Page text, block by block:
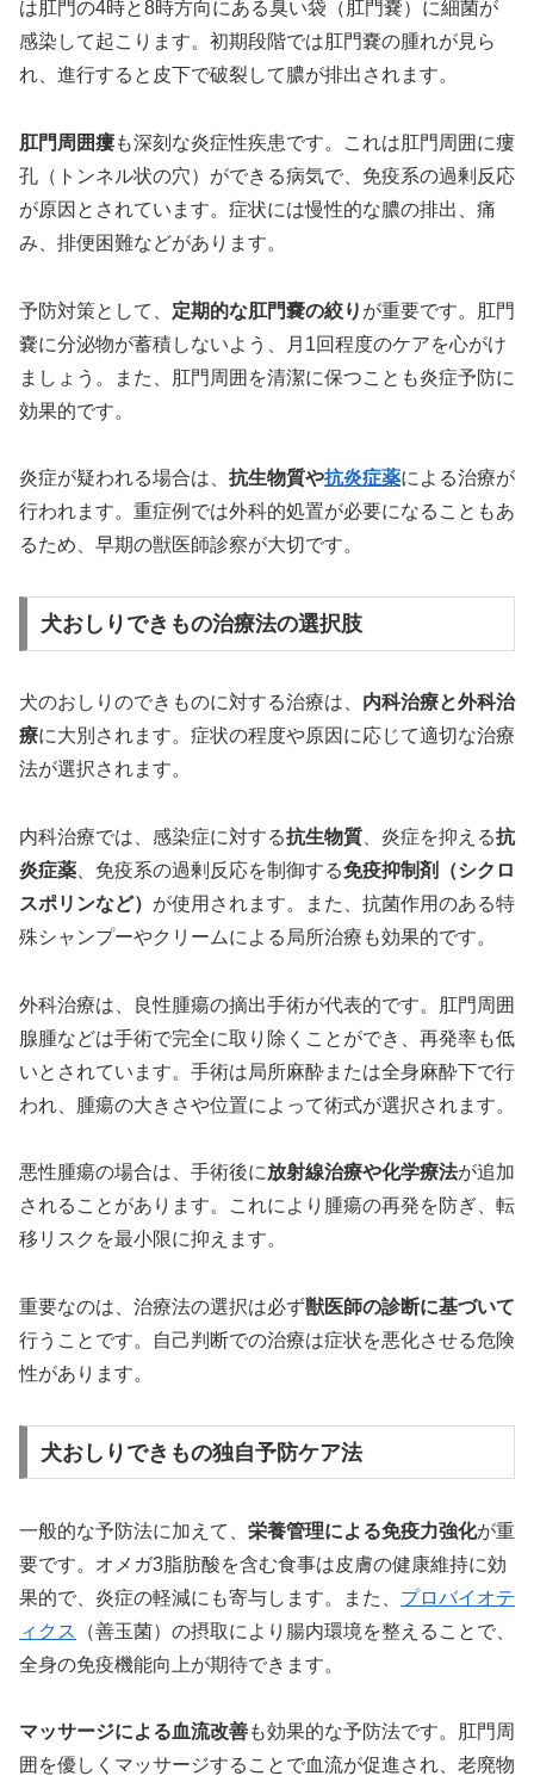
は肛門の4時と8時方向にある臭い袋（肛門嚢）に細菌が
感染して起こります。初期段階では肛門嚢の腫れが見ら
れ、進行すると皮下で破裂して膿が排出されます。
肛門周囲瘻も深刻な炎症性疾患です。これは肛門周囲に瘻
孔（トンネル状の穴）ができる病気で、免疫系の過剰反応
が原因とされています。症状には慢性的な膿の排出、痛
み、排便困難などがあります。
予防対策として、 定期的な肛門嚢の絞り が重要です。肛門
嚢に分泌物が蓄積しないよう、月1回程度のケアを心がけ
ましょう。また、肛門周囲を清潔に保つことも炎症予防に
効果的です。
炎症が疑われる場合は、 抗生物質や抗炎症薬による治療が
行われます。重症例では外科的処置が必要になることもあ
るため、早期の獣医師診察が大切です。
犬おしりできもの治療法の選択肢
犬のおしりのできものに対する治療は、 内科治療と外科治
療に大別されます。症状の程度や原因に応じて適切な治療
法が選択されます。
内科治療では、感染症に対する抗生物質 、炎症を抑える抗
炎症薬 、免疫系の過剰反応を制御する免疫抑制剤（シクロ
スポリンなど） が使用されます。また、抗菌作用のある特
殊シャンプーやクリームによる局所治療も効果的です。
外科治療は、良性腫瘍の摘出手術が代表的です。肛門周囲
腺腫などは手術で完全に取り除くことができ、再発率も低
いとされています。手術は局所麻酔または全身麻酔下で行
われ、腫瘍の大きさや位置によって術式が選択されます。
悪性腫瘍の場合は、手術後に放射線治療や化学療法が追加
されることがあります。これにより腫瘍の再発を防ぎ、転
移リスクを最小限に抑えます。
重要なのは、治療法の選択は必ず獣医師の診断に基づいて
行うことです。自己判断での治療は症状を悪化させる危険
性があります。
犬おしりできもの独自予防ケア法
一般的な予防法に加えて、 栄養管理による免疫力強化が重
要です。オメガ3脂肪酸を含む食事は皮膚の健康維持に効
果的で、炎症の軽減にも寄与します。また、 プロバイオテ
ィクス
（善玉菌）の摂取により腸内環境を整えることで、
全身の免疫機能向上が期待できます。
マッサージによる血流改善も効果的な予防法です。肛門周
囲を優しくマッサージすることで血流が促進され、老廃物